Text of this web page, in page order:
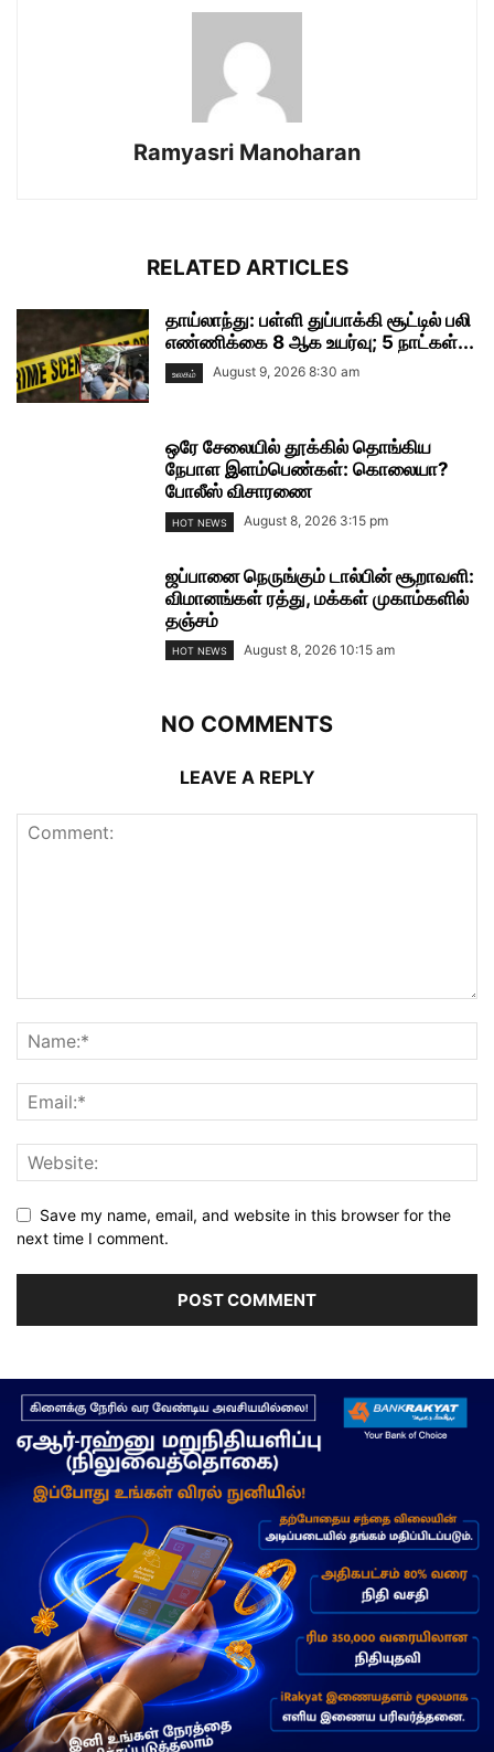
Ramyasri Manoharan
RELATED ARTICLES
தாய்லாந்து: பள்ளி துப்பாக்கி சூட்டில் பலி
எண்ணிக்கை 8 ஆக உயர்வு; 5 நாட்கள்...
உலகம் August 9, 2026 8:30 am
ஒரே சேலையில் தூக்கில் தொங்கிய
நேபாள இளம்பெண்கள்: கொலையா?
போலீஸ் விசாரணை
HOT NEWS August 8, 2026 3:15 pm
ஜப்பானை நெருங்கும் டால்பின் சூறாவளி:
விமானங்கள் ரத்து, மக்கள் முகாம்களில்
தஞ்சம்
HOT NEWS August 8, 2026 10:15 am
NO COMMENTS
LEAVE A REPLY
Save my name, email, and website in this browser for the
next time I comment.